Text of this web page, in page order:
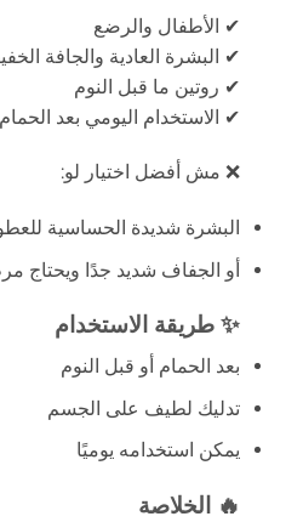
✔ الأطفال والرضع
✔ البشرة العادية والجافة
✔ روتين ما قبل النوم
✔ الاستخدام اليومي بعد الحمام
❌ مش أفضل اختيار لو:
البشرة شديدة الحساسية
أو الجفاف شديد جدًا ويحتاج
✨ طريقة الاستخدام
بعد الحمام أو قبل النوم
تدليك لطيف على الجسم
يمكن استخدامه يوميًا
🔥 الخلاصة